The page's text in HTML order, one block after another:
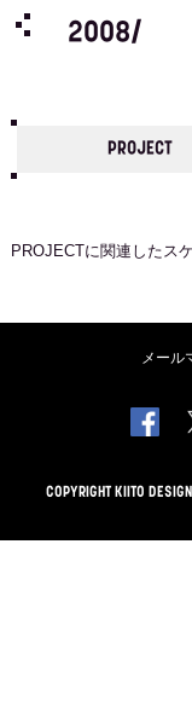
4
2008/
PROJECT
PROJECTに関連したス
メール
COPYRIGHT KIITO